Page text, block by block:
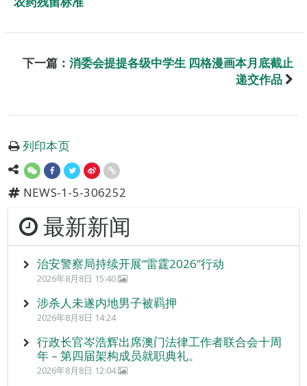
下一篇： 消委会提提各级中学生 四格漫画本月底截止
递交作品
列印本页
NEWS-1-5-306252
最新新闻
治安警察局持续开展“雷霆2026”行动
2026年8月8日 15:40
涉杀人未遂内地男子被羁押
2026年8月8日 14:24
行政长官岑浩辉出席澳门法律工作者联合会十周
年 – 第四届架构成员就职典礼。
2026年8月8日 12:04